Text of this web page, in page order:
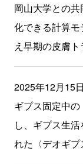
岡山大学との
化できる計算
え早期の皮膚
2025年12月15日
ギプス固定中
し、ギプス生
れた〈デオギプ